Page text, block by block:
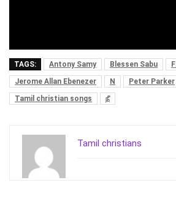
TAGS: Antony Samy Blessen Sabu
Jerome Allan Ebenezer
N
Peter Parker
Tamil christian songs
நீ
Tamil christians